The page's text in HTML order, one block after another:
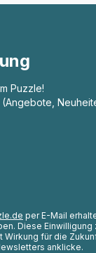
Puzzle!
(Angebote,
per E-Mail
Diese Einwilligung
für die
anklicke.